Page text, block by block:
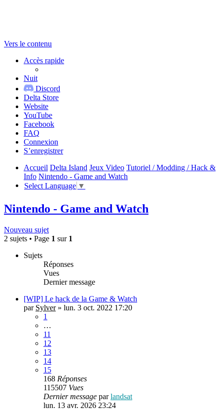
Vers le contenu
Accès rapide
Nuit
Discord
Delta Store
Website
YouTube
Facebook
FAQ
Connexion
S’enregistrer
Accueil Delta Island Jeux Video Tutoriel / Modding / Hack &
Info Nintendo - Game and Watch
Select Language ▼
Nintendo - Game and Watch
Nouveau sujet
2 sujets • Page 1 sur 1
Sujets
Réponses
Vues
Dernier message
[WIP] Le hack de la Game & Watch
par Sylver» lun. 3 oct. 2022 17:20
1
…
11
12
13
14
15
168 Réponses
115507 Vues
Dernier message parlandsat
lun. 13 avr. 2026 23:24